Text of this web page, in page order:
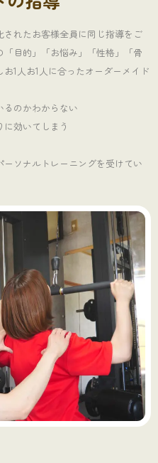
れたお客様全員に同じ指導をご
目的」「お悩み」「性格」「骨
1人お1人に合ったオーダーメイド
のかわからない
効いてしまう
ソナルトレーニングを受けてい